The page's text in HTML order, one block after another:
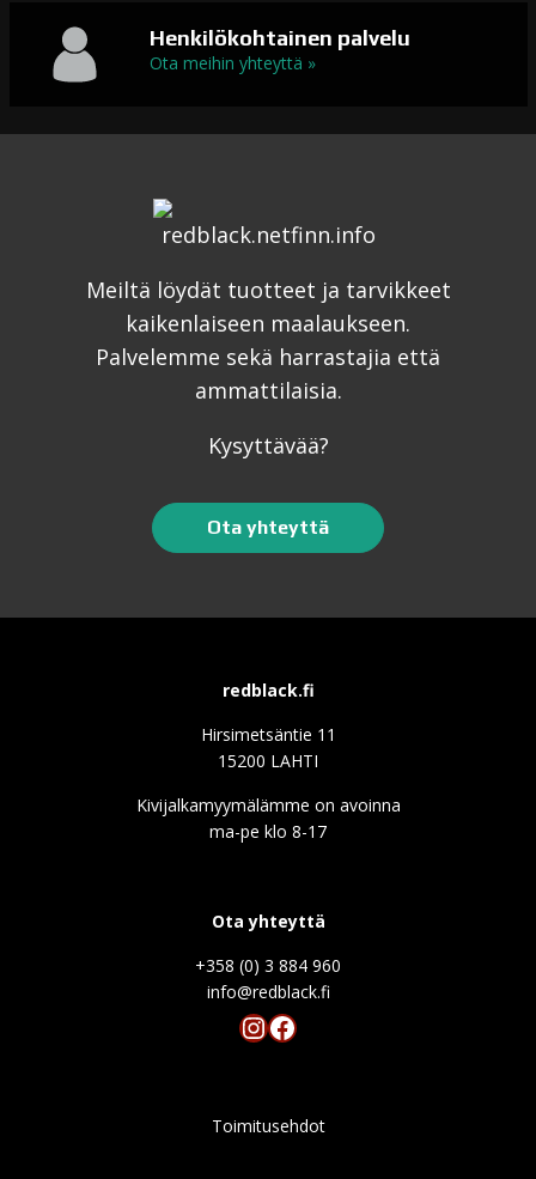
Henkilökohtainen palvelu
Ota meihin yhteyttä »
Meiltä löydät tuotteet ja tarvikkeet
kaikenlaiseen maalaukseen.
Palvelemme sekä harrastajia että
ammattilaisia.
Kysyttävää?
Ota yhteyttä
redblack.fi
Hirsimetsäntie 11
15200 LAHTI
Kivijalkamyymälämme on avoinna
ma-pe klo 8-17
Ota yhteyttä
+358 (0) 3 884 960
info@redblack.f
Instagram
Facebook
Toimitusehdot